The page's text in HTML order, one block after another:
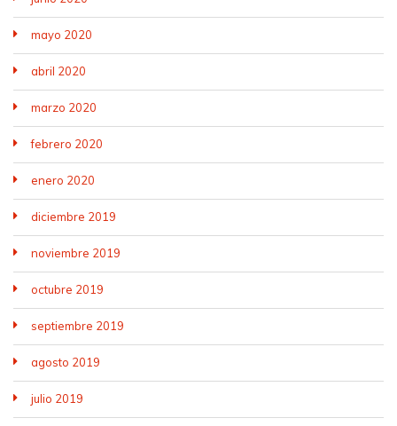
mayo 2020
abril 2020
marzo 2020
febrero 2020
enero 2020
diciembre 2019
noviembre 2019
octubre 2019
septiembre 2019
agosto 2019
julio 2019